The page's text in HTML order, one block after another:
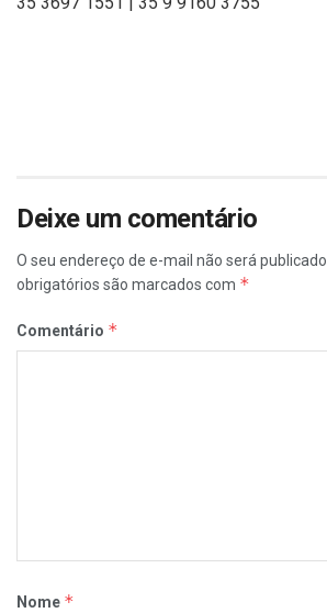
Deixe um comentário
O seu endereço de e-mail não será publicado.
obrigatórios são marcados com *
Comentário *
Nome *